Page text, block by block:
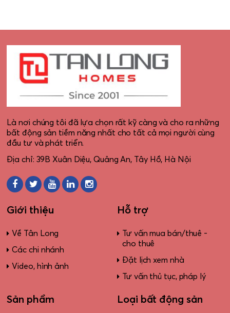
Là nơi chúng tôi đã lựa chọn rất kỹ càng và cho ra những
bất động sản tiềm năng nhất cho tất cả mọi người cùng
đầu tư và phát triển.
Địa chỉ: 39B Xuân Diệu, Quảng An, Tây Hồ, Hà Nội
Giới thiệu
Về Tân Long
Các chi nhánh
Video, hình ảnh
Hỗ trợ
Tư vấn mua bán/thuê -
cho thuê
Đặt lịch xem nhà
Tư vấn thủ tục, pháp lý
Sản phẩm Loại bất động sản